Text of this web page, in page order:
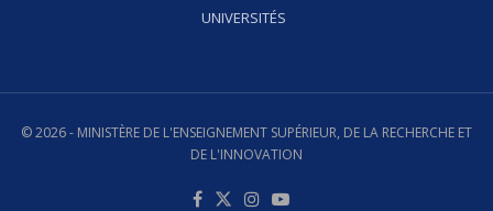
UNIVERSITÉS
© 2026 - MINISTÈRE DE L'ENSEIGNEMENT SUPÉRIEUR, DE LA RECHERCHE ET
DE L'INNOVATION